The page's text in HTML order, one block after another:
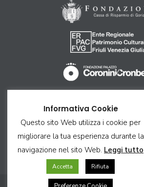
Ricettività
Contatti
Credits & Copyright
Informativa Cookie
Questo sito Web utilizza i cookie per
migliorare la tua esperienza durante la
navigazione nel sito Web. Leggi tutto
Accetta Rifiuta